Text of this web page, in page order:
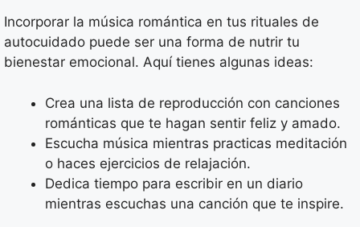
Incorporar la música romántica en tus rituales de
autocuidado puede ser una forma de nutrir tu
bienestar emocional. Aquí tienes algunas ideas:
Crea una lista de reproducción con canciones
románticas que te hagan sentir feliz y amado.
Escucha música mientras practicas meditación
o haces ejercicios de relajación.
Dedica tiempo para escribir en un diario
mientras escuchas una canción que te inspire.